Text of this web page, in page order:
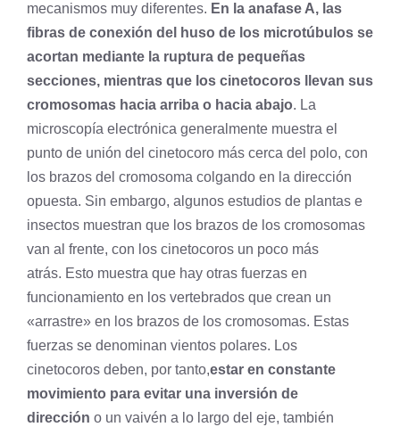
mecanismos muy diferentes. En la anafase A, las
fibras de conexión del huso de los microtúbulos se
acortan mediante la ruptura de pequeñas
secciones, mientras que los cinetocoros llevan sus
cromosomas hacia arriba o hacia abajo. La
microscopía electrónica generalmente muestra el
punto de unión del cinetocoro más cerca del polo, con
los brazos del cromosoma colgando en la dirección
opuesta. Sin embargo, algunos estudios de plantas e
insectos muestran que los brazos de los cromosomas
van al frente, con los cinetocoros un poco más
atrás. Esto muestra que hay otras fuerzas en
funcionamiento en los vertebrados que crean un
«arrastre» en los brazos de los cromosomas. Estas
fuerzas se denominan vientos polares. Los
cinetocoros deben, por tanto,estar en constante
movimiento para evitar una inversión de
dirección o un vaivén a lo largo del eje, también